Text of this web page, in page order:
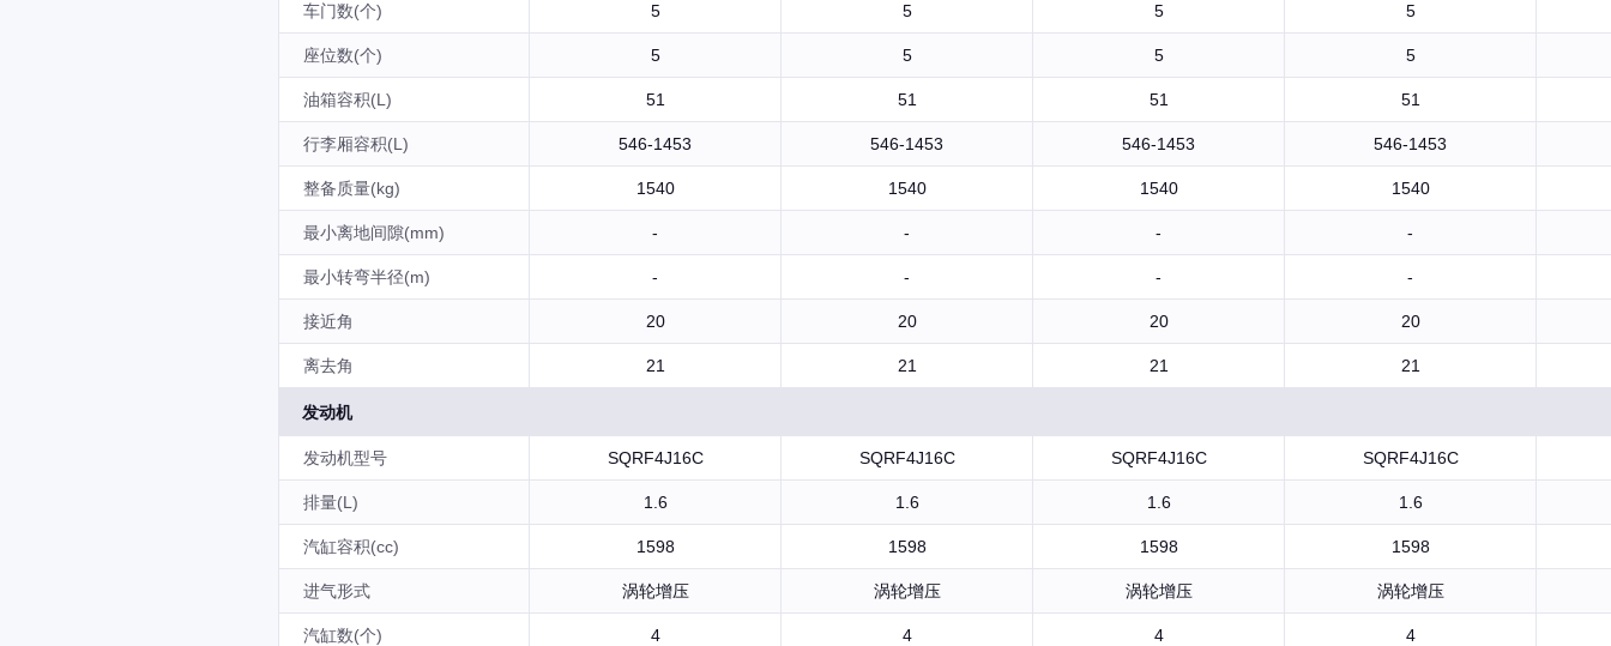
车门数(个) 5 5 5 5
座位数(个) 5 5 5 5
油箱容积(L) 51 51 51 51
行李厢容积(L) 546-1453 546-1453 546-1453 546-1453
整备质量(kg) 1540 1540 1540 1540
最小离地间隙(mm) - - - -
最小转弯半径(m) - - - -
接近角 20 20 20 20
离去角 21 21 21 21
发动机
发动机型号 SQRF4J16C SQRF4J16C SQRF4J16C SQRF4J16C
排量(L) 1.6 1.6 1.6 1.6
汽缸容积(cc) 1598 1598 1598 1598
进气形式 涡轮增压 涡轮增压 涡轮增压 涡轮增压
汽缸数(个) 4 4 4 4